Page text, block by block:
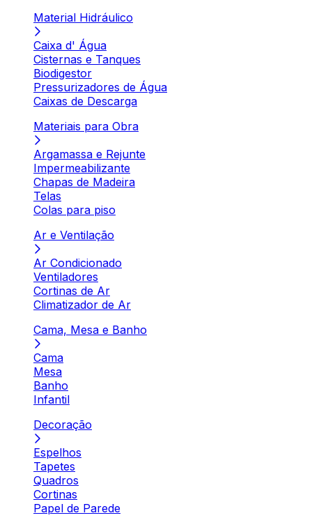
Material Hidráulico
Caixa d' Água
Cisternas e Tanques
Biodigestor
Pressurizadores de Água
Caixas de Descarga
Materiais para Obra
Argamassa e Rejunte
Impermeabilizante
Chapas de Madeira
Telas
Colas para piso
Ar e Ventilação
Ar Condicionado
Ventiladores
Cortinas de Ar
Climatizador de Ar
Cama, Mesa e Banho
Cama
Mesa
Banho
Infantil
Decoração
Espelhos
Tapetes
Quadros
Cortinas
Papel de Parede